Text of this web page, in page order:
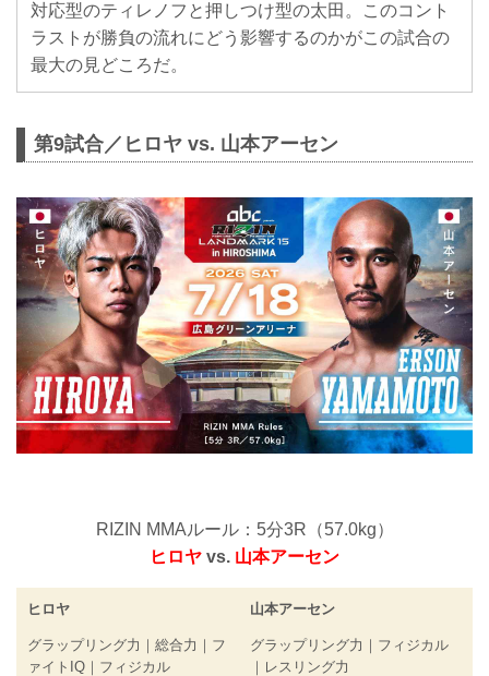
対応型のティレノフと押しつけ型の太田。このコント
ラストが勝負の流れにどう影響するのかがこの試合の
最大の見どころだ。
第9試合／ヒロヤ vs. 山本アーセン
RIZIN MMAルール：5分3R（57.0kg）
ヒロヤ vs. 山本アーセン
ヒロヤ
グラップリング力｜総合力｜フ
ァイトIQ｜フィジカル
山本アーセン
グラップリング力｜フィジカル
｜レスリング力